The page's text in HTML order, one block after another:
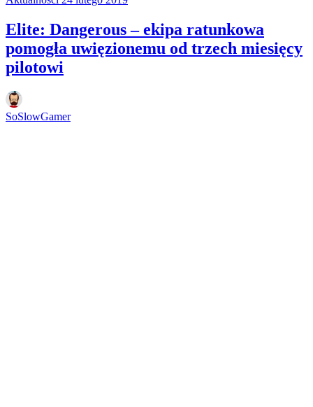
Elite: Dangerous – ekipa ratunkowa
pomogła uwięzionemu od trzech miesięcy
pilotowi
SoSlowGamer